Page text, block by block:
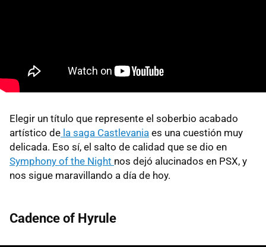
Elegir un título que represente el soberbio acabado
artístico de la saga Castlevania es una cuestión muy
delicada. Eso sí, el salto de calidad que se dio en
Symphony of the Night nos dejó alucinados en PSX, y
nos sigue maravillando a día de hoy.
Cadence of Hyrule